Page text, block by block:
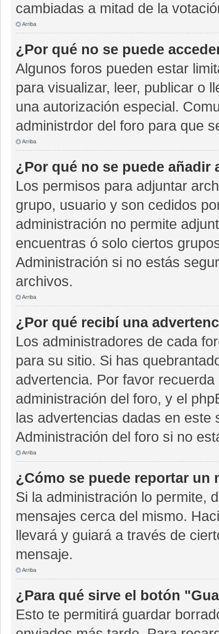
cambiadas a mitad de la
Arriba
¿Por qué no se puede
Algunos foros pueden estar
para visualizar, leer, publicar o
una autorización especial.
administrdor del foro para que
Arriba
¿Por qué no se puede
Los permisos para adjuntar
grupo, usuario y son cedidos
administración no permite
encuentras ó solo ciertos
Administración si no estás
archivos.
Arriba
¿Por qué recibí una
Los administradores de cada
para su sitio. Si has
advertencia. Por favor
administración del foro, y el
las advertencias dadas en este
Administración del foro si no
Arriba
¿Cómo se puede reportar un
Si la administración lo permite,
mensajes cerca del mismo.
llevará y guiará a través de
mensaje.
Arriba
¿Para qué sirve el botón
Esto te permitirá guardar